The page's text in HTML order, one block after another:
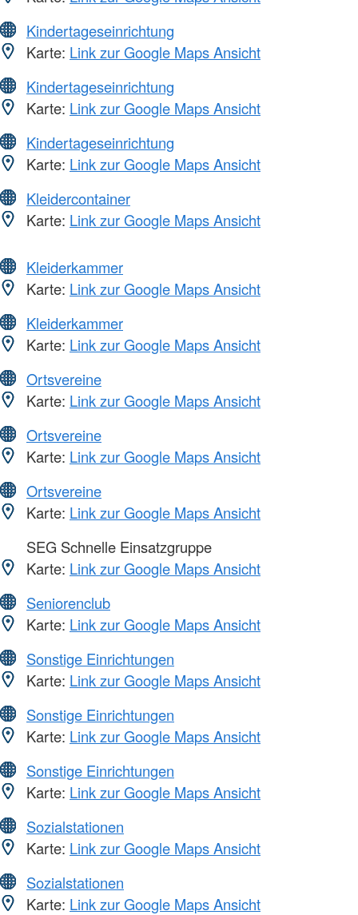
Kindertageseinrichtung
Karte: Link zur Google Maps Ansicht
Kindertageseinrichtung
Karte: Link zur Google Maps Ansicht
Kindertageseinrichtung
Karte: Link zur Google Maps Ansicht
Kleidercontainer
Karte: Link zur Google Maps Ansicht
Kleiderkammer
Karte: Link zur Google Maps Ansicht
Kleiderkammer
Karte: Link zur Google Maps Ansicht
Ortsvereine
Karte: Link zur Google Maps Ansicht
Ortsvereine
Karte: Link zur Google Maps Ansicht
Ortsvereine
Karte: Link zur Google Maps Ansicht
SEG Schnelle Einsatzgruppe
Karte: Link zur Google Maps Ansicht
Seniorenclub
Karte: Link zur Google Maps Ansicht
Sonstige Einrichtungen
Karte: Link zur Google Maps Ansicht
Sonstige Einrichtungen
Karte: Link zur Google Maps Ansicht
Sonstige Einrichtungen
Karte: Link zur Google Maps Ansicht
Sozialstationen
Karte: Link zur Google Maps Ansicht
Sozialstationen
Karte: Link zur Google Maps Ansicht